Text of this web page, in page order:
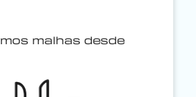
malhas desde